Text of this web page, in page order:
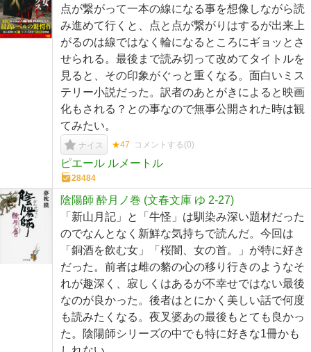
点が繋がって一本の線になる事を想像しながら読
み進めて行くと、点と点が繋がりはするが出来上
がるのは線ではなく輪になるところにギョッとさ
せられる。最後まで読み切って改めてタイトルを
見ると、その印象がぐっと重くなる。面白いミス
テリー小説だった。訳者のあとがきによると映画
化もされる？との事なので無事公開された時は観
てみたい。
ナイス ★47 コメントする(0)
ピエール ルメートル
28484
陰陽師 酔月ノ巻 (文春文庫 ゆ 2-27)
「新山月記」と「牛怪」は馴染み深い題材だった
のでなんとなく新鮮な気持ちで読んだ。今回は
「銅酒を飲む女」「桜闇、女の首。」が特に好き
だった。前者は雌の貉の心の移り行きのようなそ
れが趣深く、寂しくはあるが不幸せではない最後
なのが良かった。後者はとにかく美しい話で何度
も読みたくなる。夜叉婆あの最後もとても良かっ
た。陰陽師シリーズの中でも特に好きな1冊かも